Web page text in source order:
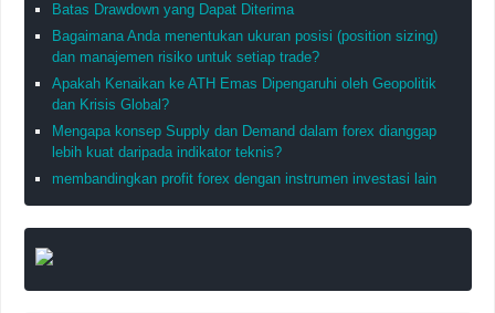
Batas Drawdown yang Dapat Diterima
Bagaimana Anda menentukan ukuran posisi (position sizing)
dan manajemen risiko untuk setiap trade?
Apakah Kenaikan ke ATH Emas Dipengaruhi oleh Geopolitik
dan Krisis Global?
Mengapa konsep Supply dan Demand dalam forex dianggap
lebih kuat daripada indikator teknis?
membandingkan profit forex dengan instrumen investasi lain